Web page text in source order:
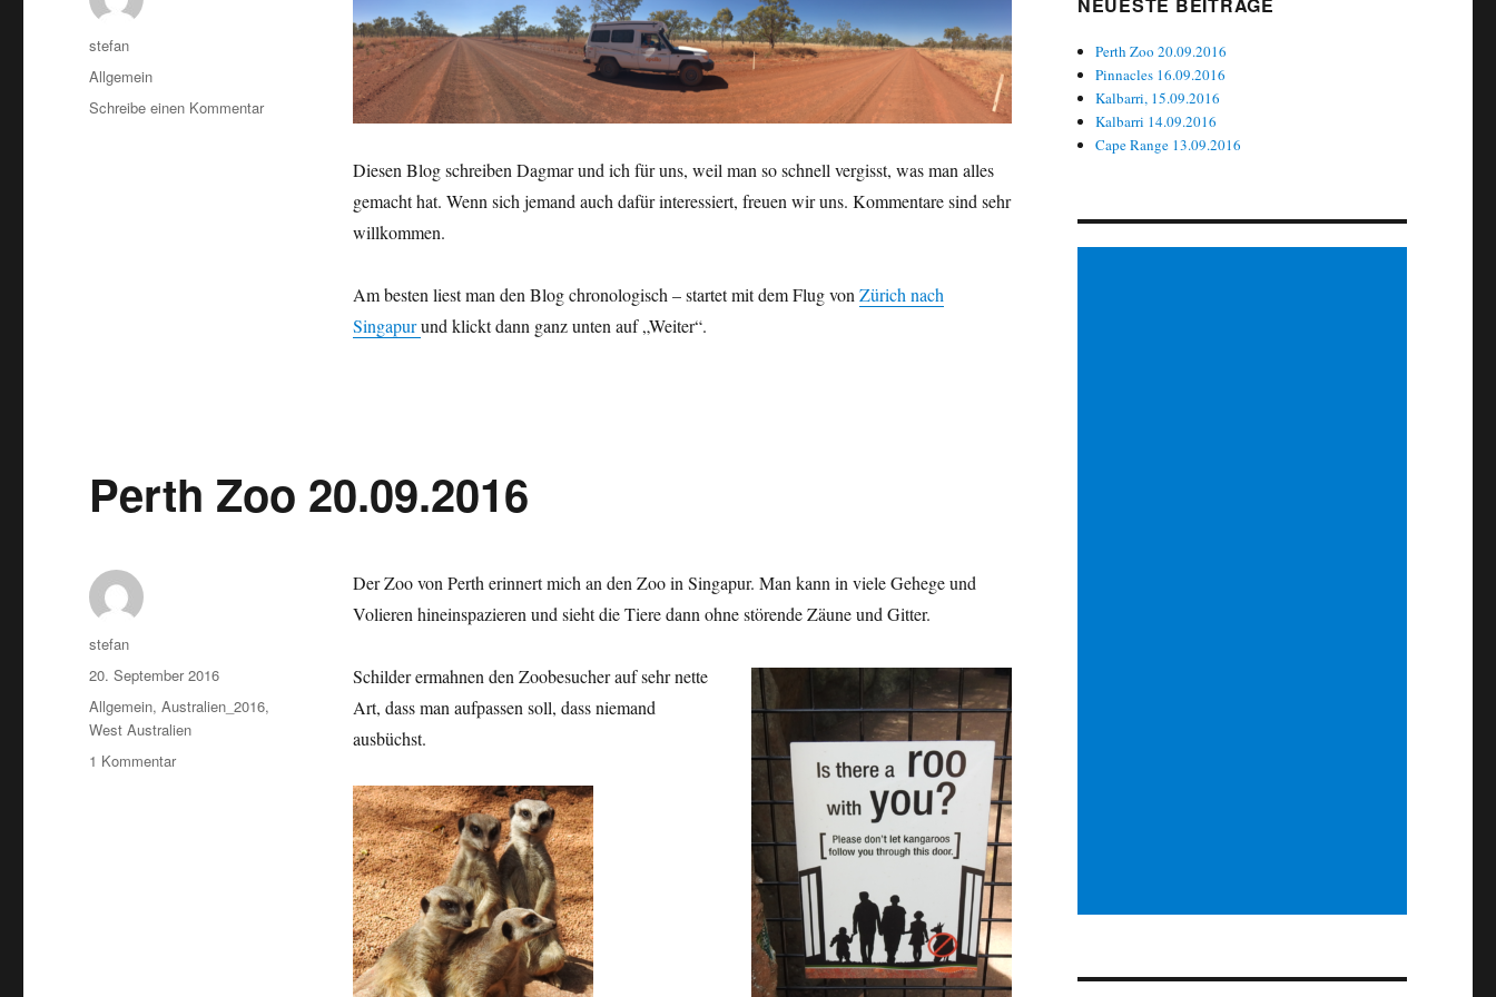
Diesen Blog schreiben Dagmar und ich für uns, weil man so schnell vergisst, was man alles
gemacht hat. Wenn sich jemand auch dafür interessiert, freuen wir uns. Kommentare sind sehr
willkommen.
Am besten liest man den Blog chronologisch – startet mit dem Flug vonZürich nach
Singapurund klickt dann ganz unten auf „Weiter“.
Autor
stefan
Kategorien
Allgemein
Schreibe einen Kommentarzu
Perth Zoo 20.09.2016
Der Zoo von Perth erinnert mich an den Zoo in Singapur. Man kann in viele Gehege und
Volieren hineinspazieren und sieht die Tiere dann ohne störende Zäune und Gitter.
Schilder ermahnen den Zoobesucher auf sehr nette
Art, dass man aufpassen soll, dass niemand
ausbüchst.
Autor
stefan
Veröffentlicht
am
20. September 2016
Kategorien
Allgemein,Australien_2016,
West Australien
1 Kommentarzu
Perth Zoo 20.09.2016
Pinnacles 16.09.2016
Kalbarri, 15.09.2016
Kalbarri 14.09.2016
Cape Range 13.09.2016